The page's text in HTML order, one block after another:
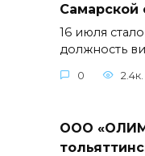
Самарской
16 июля
должность
0 2.4к.
ООО